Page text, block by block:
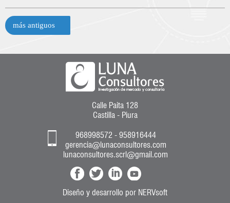
más antiguos
Calle Paita 128
Castilla - Piura
968998572 - 958916444
gerencia@lunaconsultores.com
lunaconsultores.scrl@gmail.com
Diseño y desarrollo por NERVsoft